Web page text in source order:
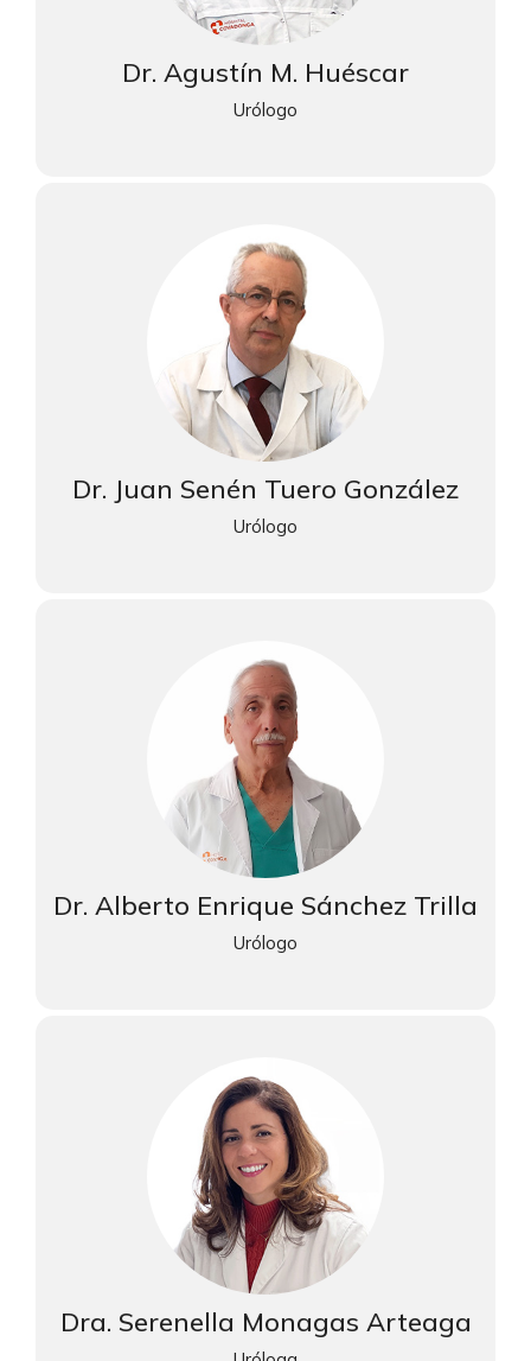
Dr. Agustín M. Huéscar
Urólogo
Dr. Juan Senén Tuero González
Urólogo
Dr. Alberto Enrique Sánchez Trilla
Urólogo
Dra. Serenella Monagas Arteaga